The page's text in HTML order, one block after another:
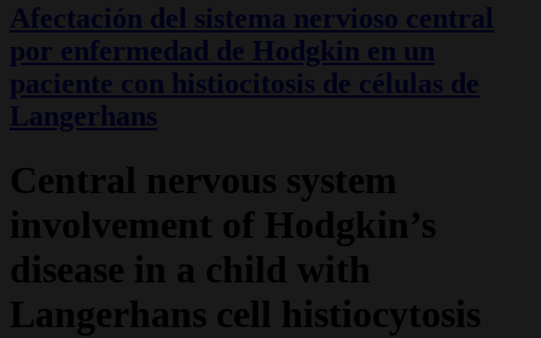
Afectación del sistema nervioso central
por enfermedad de Hodgkin en un
paciente con histiocitosis de células de
Langerhans
Central nervous system
involvement of Hodgkin’s
disease in a child with
Langerhans cell histiocytosis